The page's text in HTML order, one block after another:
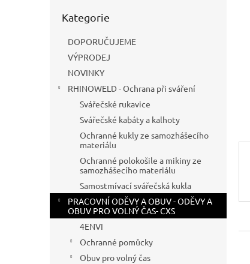
kategorie
Kategorie
DOPORUČUJEME
VÝPRODEJ
NOVINKY
RHINOWELD - Ochrana při sváření
Svářečské rukavice
Svářečské kabáty a kalhoty
Ochranné kukly ze samozhášecího
materiálu
Ochranné polokošile a mikiny ze
samozhášecího materiálu
Samostmívací svářečská kukla
PRACOVNÍ ODĚVY A OBUV - ODĚVY A
OBUV PRO VOLNÝ ČAS- CXS
4ENVI
Ochranné pomůcky
Obuv pro volný čas